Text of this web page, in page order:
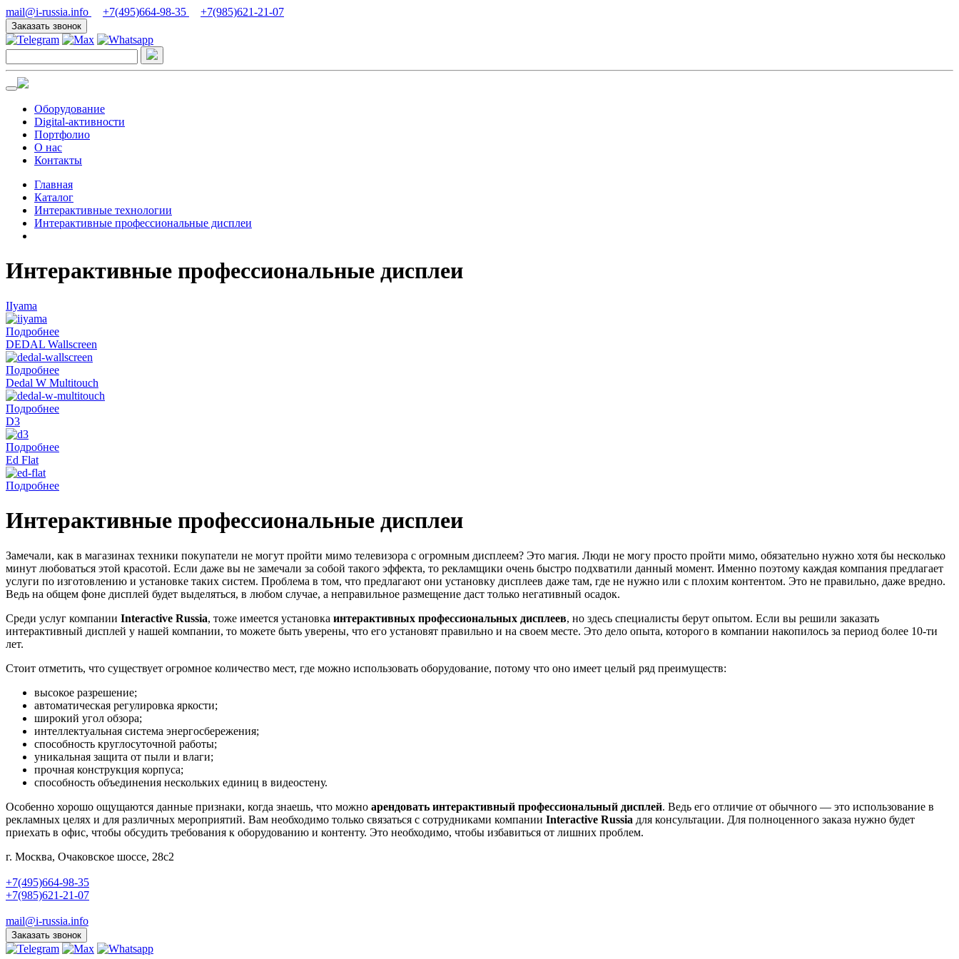
mail@i-russia.info +7(495)664-98-35 +7(985)621-21-07
Заказать звонок
Оборудование
Digital-активности
Портфолио
О нас
Контакты
Главная
Каталог
Интерактивные технологии
Интерактивные профессиональные дисплеи
Интерактивные профессиональные дисплеи
IIyama
Подробнее
DEDAL Wallscreen
Подробнее
Dedal W Multitouch
Подробнее
D3
Подробнее
Ed Flat
Подробнее
Интерактивные профессиональные дисплеи
Замечали, как в магазинах техники покупатели не могут пройти мимо телевизора с огромным дисплеем? Это магия. Люди не могу просто пройти мимо, обязательно нужно хотя бы несколько
минут любоваться этой красотой. Если даже вы не замечали за собой такого эффекта, то рекламщики очень быстро подхватили данный момент. Именно поэтому каждая компания предлагает
услуги по изготовлению и установке таких систем. Проблема в том, что предлагают они установку дисплеев даже там, где не нужно или с плохим контентом. Это не правильно, даже вредно.
Ведь на общем фоне дисплей будет выделяться, в любом случае, а неправильное размещение даст только негативный осадок.
Среди услуг компании Interactive Russia, тоже имеется установка интерактивных профессиональных дисплеев, но здесь специалисты берут опытом. Если вы решили заказать
интерактивный дисплей у нашей компании, то можете быть уверены, что его установят правильно и на своем месте. Это дело опыта, которого в компании накопилось за период более 10-ти
лет.
Стоит отметить, что существует огромное количество мест, где можно использовать оборудование, потому что оно имеет целый ряд преимуществ:
высокое разрешение;
автоматическая регулировка яркости;
широкий угол обзора;
интеллектуальная система энергосбережения;
способность круглосуточной работы;
уникальная защита от пыли и влаги;
прочная конструкция корпуса;
способность объединения нескольких единиц в видеостену.
Особенно хорошо ощущаются данные признаки, когда знаешь, что можно арендовать интерактивный профессиональный дисплей. Ведь его отличие от обычного — это использование в
рекламных целях и для различных мероприятий. Вам необходимо только связаться с сотрудниками компании Interactive Russia для консультации. Для полноценного заказа нужно будет
приехать в офис, чтобы обсудить требования к оборудованию и контенту. Это необходимо, чтобы избавиться от лишних проблем.
г. Москва, Очаковское шоссе, 28с2
+7(495)664-98-35
+7(985)621-21-07
mail@i-russia.info
Заказать звонок